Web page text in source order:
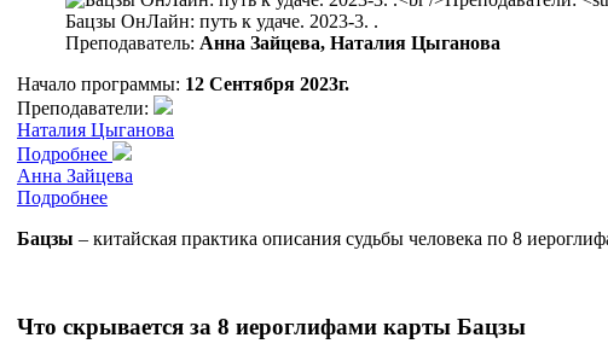
Бацзы ОнЛайн: путь к удаче. 2023-3. .
Преподаватель: Анна Зайцева, Наталия Цыганова
Начало программы: 12 Сентября 2023г.
Преподаватели:
Наталия Цыганова
Подробнее
Анна Зайцева
Подробнее
Бацзы – китайская практика описания судьбы человека по 8
Что скрывается за 8 иероглифами карты Бацзы